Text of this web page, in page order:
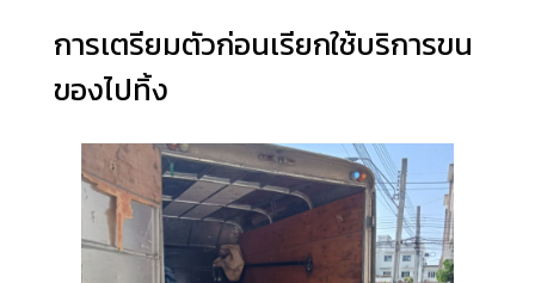
การเตรียมตัวก่อนเรียกใช้บริการขน
ของไปทิ้ง